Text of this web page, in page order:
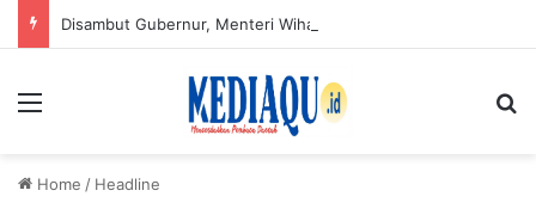
Menu
Home / Headline